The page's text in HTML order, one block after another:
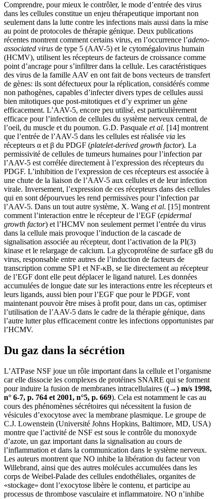
Comprendre, pour mieux le contrôler, le mode d’entrée des virus
dans les cellules constitue un enjeu thérapeutique important non
seulement dans la lutte contre les infections mais aussi dans la mise
au point de protocoles de thérapie génique. Deux publications
récentes montrent comment certains virus, en l’occurrence l’adeno-
associated virus de type 5 (AAV-5) et le cytomégalovirus humain
(HCMV), utilisent les récepteurs de facteurs de croissance comme
point d’ancrage pour s’infiltrer dans la cellule. Les caractéristiques
des virus de la famille AAV en ont fait de bons vecteurs de transfert
de gènes: ils sont défectueux pour la réplication, considérés comme
non pathogènes, capables d’infecter divers types de cellules aussi
bien mitotiques que post-mitotiques et d’y exprimer un gène
efficacement. L’AAV-5, encore peu utilisé, est particulièrement
efficace pour l’infection de cellules du système nerveux central, de
l’oeil, du muscle et du poumon. G.D. Pasquale et al. [14] montrent
que l’entrée de l’AAV-5 dans les cellules est réalisée via les
récepteurs α et β du PDGF (platelet-derived growth factor). La
permissivité de cellules de tumeurs humaines pour l’infection par
l’AAV-5 est corrélée directement à l’expression des récepteurs du
PDGF. L’inhibition de l’expression de ces récepteurs est associée à
une chute de la liaison de l’AAV-5 aux cellules et de leur infection
virale. Inversement, l’expression de ces récepteurs dans des cellules
qui en sont dépourvues les rend permissives pour l’infection par
l’AAV-5. Dans un tout autre système, X. Wang et al. [15] montrent
comment l’interaction entre le récepteur de l’EGF (epidermal
growth factor) et l’HCMV non seulement permet l’entrée du virus
dans la cellule mais provoque l’induction de la cascade de
signalisation associée au récepteur, dont l’activation de la PI(3)
kinase et le relargage de calcium. La glycoprotéine de surface gB du
virus, responsable entre autres de l’induction de facteurs de
transcription comme SP1 et NF-κB, se lie directement au récepteur
de l’EGF dont elle peut déplacer le ligand naturel. Les données
accumulées de longue date sur les interactions entre les récepteurs et
leurs ligands, aussi bien pour l’EGF que pour le PDGF, vont
maintenant pouvoir être mises à profit pour, dans un cas, optimiser
l’utilisation de l’AAV-5 dans le cadre de la thérapie génique, dans
l’autre lutter plus efficacement contre les infections opportunistes par
l’HCMV.
Du gaz dans la sécrétion
L’ATPase NSF joue un rôle important dans la cellule et l’organisme
car elle dissocie les complexes de protéines SNARE qui se forment
pour induire la fusion de membranes intracellulaires ((→) m/s 1998,
n° 6-7, p. 764 et 2001, n°5, p. 669). Cela est notamment le cas au
cours des phénomènes sécrétoires qui nécessitent la fusion de
vésicules d’exocytose avec la membrane plasmique. Le groupe de
C.J. Lowenstein (Université Johns Hopkins, Baltimore, MD, USA)
montre que l’activité de NSF est sous le contrôle du monoxyde
d’azote, un gaz important dans la signalisation au cours de
l’inflammation et dans la communication dans le système nerveux.
Les auteurs montrent que NO inhibe la libération du facteur von
Willebrand, ainsi que des autres molécules accumulées dans les
corps de Weibel-Palade des cellules endothéliales, organites de
«stockage» dont l’exocytose libère le contenu, et participe au
processus de thrombose vasculaire et inflammatoire. NO n’inhibe